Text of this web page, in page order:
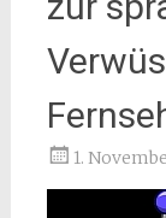
1.